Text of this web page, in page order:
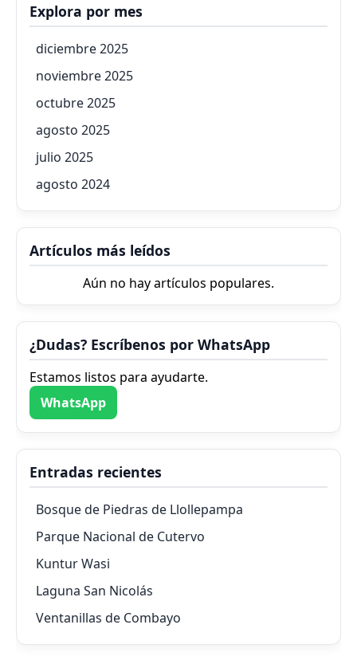
Explora por mes
diciembre 2025
noviembre 2025
octubre 2025
agosto 2025
julio 2025
agosto 2024
Artículos más leídos
Aún no hay artículos populares.
¿Dudas? Escríbenos por WhatsApp
Estamos listos para ayudarte.
WhatsApp
Entradas recientes
Bosque de Piedras de Llollepampa
Parque Nacional de Cutervo
Kuntur Wasi
Laguna San Nicolás
Ventanillas de Combayo